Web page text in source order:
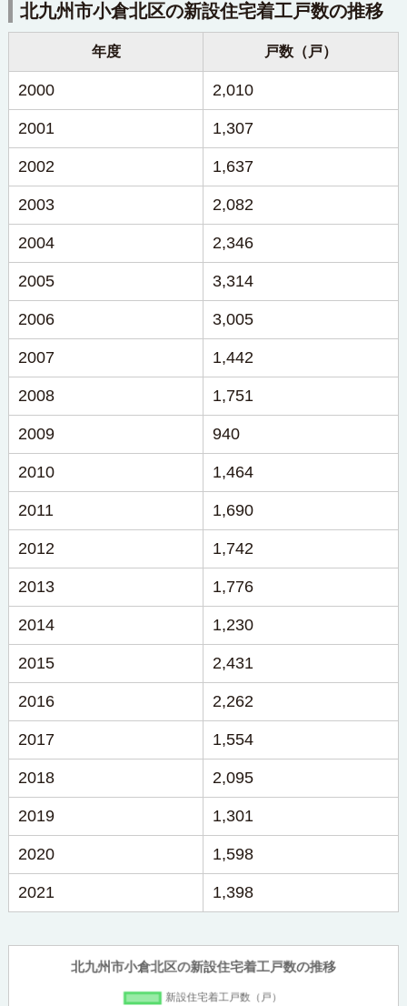
北九州市小倉北区の新設住宅着工戸数の推移
年度 戸数（戸）
2000 2,010
2001 1,307
2002 1,637
2003 2,082
2004 2,346
2005 3,314
2006 3,005
2007 1,442
2008 1,751
2009 940
2010 1,464
2011 1,690
2012 1,742
2013 1,776
2014 1,230
2015 2,431
2016 2,262
2017 1,554
2018 2,095
2019 1,301
2020 1,598
2021 1,398